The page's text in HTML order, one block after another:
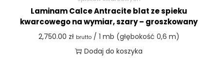
Laminam Calce Antracite blat ze spieku
kwarcowego na wymiar, szary – groszkowany
2,750.00 zł brutto/ 1 mb (głębokość 0,6 m)
Dodaj do koszyka